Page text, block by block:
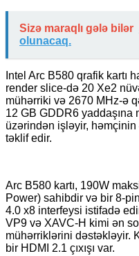
Sizə maraqlı gələ bilər
olunacaq.
Intel Arc B580 qrafik kartı
render slice-də 20 Xe2
mühərriki və 2670 MHz-ə
12 GB GDDR6
üzərindən işləyir,
təklif edir.
Arc B580 kartı, 190W
Power) sahibdir və bir 8-
4.0 x8 interfeysi istifadə
VP9 və XAVC-H kimi ən
mühərriklərini dəstəkləyir.
bir HDMI 2.1 çıxışı var.